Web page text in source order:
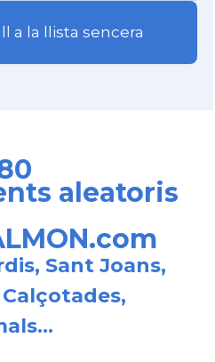
a la llista sencera
aleatoris
Sant Joans,